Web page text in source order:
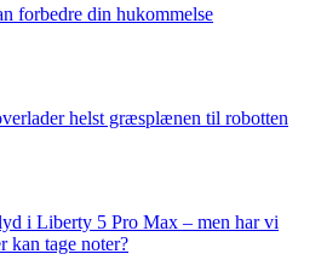
forbedre din hukommelse
helst græsplænen til robotten
i Liberty 5 Pro Max – men har vi
kan tage noter?